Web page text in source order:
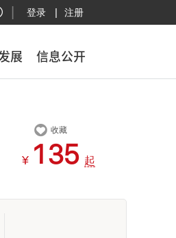
登录 | 注册
展 信息公开
展 信息公开
 收藏
¥   起